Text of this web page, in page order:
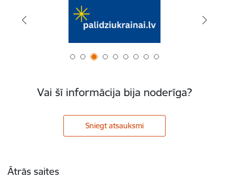
Vai šī informācija bija noderīga?
Sniegt atsauksmi
Ātrās saites